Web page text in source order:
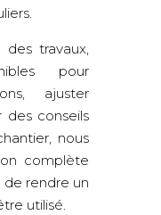
travaux,
pour
ajuster
des conseils
nous
complète
rendre un
utilisé.